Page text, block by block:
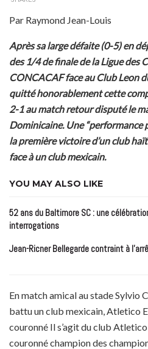
Par Raymond Jean-Louis
Après sa large défaite (0-5) en
des 1/4 de finale de la Ligue des
CONCACAF face au Club Leon
quitté honorablement cette
2-1 au match retour disputé le
Dominicaine. Une “performance
la première victoire d’un club
face à un club mexicain.
YOU MAY ALSO LIKE
52 ans du Baltimore SC : une
interrogations
Jean-Ricner Bellegarde contraint à
En match amical au stade Sylvio
battu un club mexicain, Atletico
couronné Il s’agit du club
couronné champion des